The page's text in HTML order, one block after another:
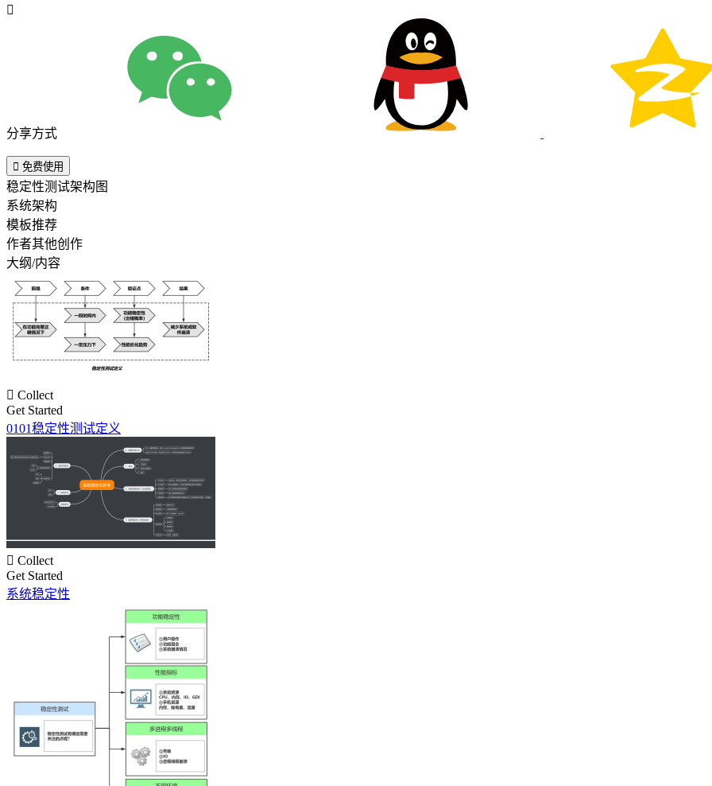

分享方式
 免费使用
稳定性测试架构图
系统架构
模板推荐
作者其他创作
大纲/内容
 Collect
Get Started
0101稳定性测试定义
 Collect
Get Started
系统稳定性